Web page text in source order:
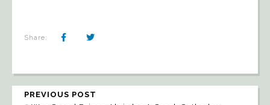
Share:
PREVIOUS POST